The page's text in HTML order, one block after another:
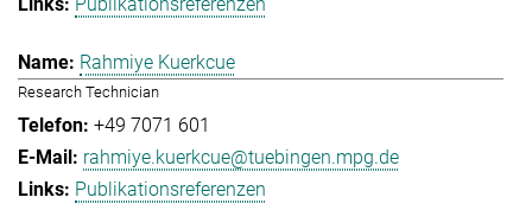
Rahmiye Kuerkcue
Research Technician
+49 7071 601
rahmiye.kuerkcue@tuebingen.mpg.de
Publikationsreferenzen